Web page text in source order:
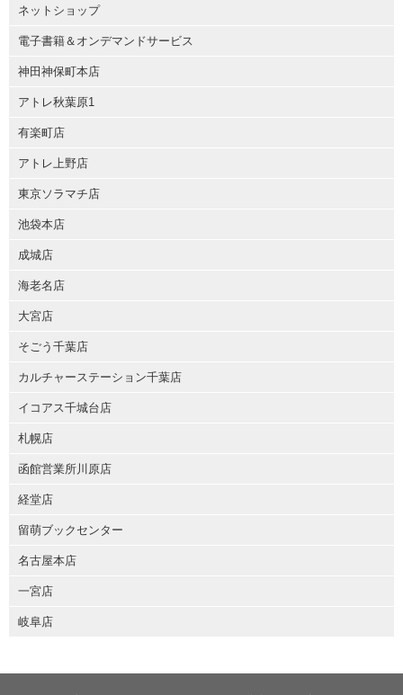
ネットショップ
電子書籍＆オンデマンドサービス
神田神保町本店
アトレ秋葉原1
有楽町店
アトレ上野店
東京ソラマチ店
池袋本店
成城店
海老名店
大宮店
そごう千葉店
カルチャーステーション千葉店
イコアス千城台店
札幌店
函館営業所川原店
経堂店
留萌ブックセンター
名古屋本店
一宮店
岐阜店